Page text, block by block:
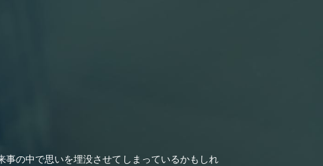
の中で思いを埋没させてしまっているかもしれ